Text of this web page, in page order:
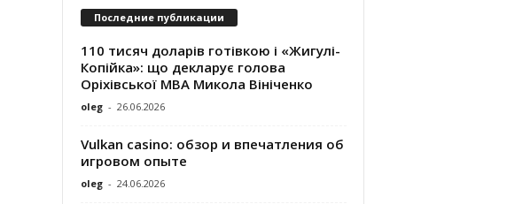
Последние публикации
110 тисяч доларів готівкою і «Жигулі-
Копійка»: що декларує голова
Оріхівської МВА Микола Вініченко
oleg - 26.06.2026
Vulkan casino: обзор и впечатления об
игровом опыте
oleg - 24.06.2026